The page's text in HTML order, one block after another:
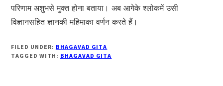
परिणाम अशुभसे मुक्त होना बताया। अब आगेके श्लोकमें उसी
विज्ञानसहित ज्ञानकी महिमाका वर्णन करते हैं।
FILED UNDER: BHAGAVAD GITA
TAGGED WITH: BHAGAVAD GITA